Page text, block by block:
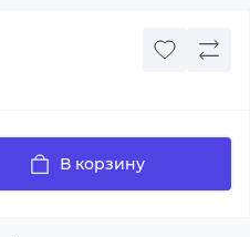
В корзину